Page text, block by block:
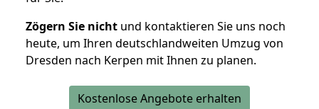
Zögern Sie nicht und kontaktieren Sie uns noch
heute, um Ihren deutschlandweiten Umzug von
Dresden nach Kerpen mit Ihnen zu planen.
Kostenlose Angebote erhalten